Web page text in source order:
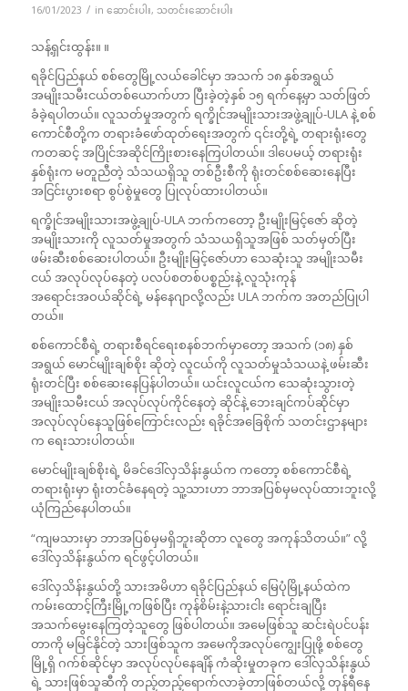
16/01/2023 / in ဆောင်းပါး, သတင်းဆောင်းပါး
သန့်ရှင်းထွန်း။ ။
ရခိုင်ပြည်နယ် စစ်တွေမြို့လယ်ခေါင်မှာ အသက် ၁၈ နှစ်အရွယ်
အမျိုးသမီးငယ်တစ်ယောက်ဟာ ပြီးခဲ့တဲ့နှစ် ၁၅ ရက်နေ့မှာ သတ်ဖြတ်
ခံခဲ့ရပါတယ်။ လူသတ်မှုအတွက် ရက္ခိုင်အမျိုးသားအဖွဲ့ချုပ်-ULA နဲ့ စစ်
ကောင်စီတို့က တရားခံဖော်ထုတ်ရေးအတွက် ၎င်းတို့ရဲ့ တရားရုံးတွေ
ကတဆင့် အပြိုင်အဆိုင်ကြိုးစားနေကြပါတယ်။ ဒါပေမယ့် တရားရုံး
နှစ်ရုံးက မတူညီတဲ့ သံသယရှိသူ တစ်ဦးစီကို ရုံးတင်စစ်ဆေးနေပြီး
အငြင်းပွားစရာ စွပ်စွဲမှုတွေ ပြုလုပ်ထားပါတယ်။
ရက္ခိုင်အမျိုးသားအဖွဲ့ချုပ်-ULA ဘက်ကတော့ ဦးမျိုးမြင့်ဇော် ဆိုတဲ့
အမျိုးသားကို လူသတ်မှုအတွက် သံသယရှိသူအဖြစ် သတ်မှတ်ပြီး
ဖမ်းဆီးစစ်ဆေးပါတယ်။ ဦးမျိုးမြင့်ဇော်ဟာ သေဆုံးသူ အမျိုးသမီး
ငယ် အလုပ်လုပ်နေတဲ့ ပလပ်စတစ်ပစ္စည်းနဲ့ လူသုံးကုန်
အရောင်းအဝယ်ဆိုင်ရဲ့ မန်နေဂျာလို့လည်း ULA ဘက်က အတည်ပြုပါ
တယ်။
စစ်ကောင်စီရဲ့ တရားစီရင်ရေးစနစ်ဘက်မှာတော့ အသက် (၁၈) နှစ်
အရွယ် မောင်မျိုးချစ်စိုး ဆိုတဲ့ လူငယ်ကို လူသတ်မှုသံသယနဲ့ ဖမ်းဆီး
ရုံးတင်ပြီး စစ်ဆေးနေပြန်ပါတယ်။ ယင်းလူငယ်က သေဆုံးသွားတဲ့
အမျိုးသမီးငယ် အလုပ်လုပ်ကိုင်နေတဲ့ ဆိုင်နဲ့ ဘေးချင်ကပ်ဆိုင်မှာ
အလုပ်လုပ်နေသူဖြစ်ကြောင်းလည်း ရခိုင်အခြေစိုက် သတင်းဌာနများ
က ရေးသားပါတယ်။
မောင်မျိုးချစ်စိုးရဲ့ မိခင်ဒေါ်လှသိန်းနွယ်က ကတော့ စစ်ကောင်စီရဲ့
တရားရုံးမှာ ရုံးတင်ခံနေရတဲ့ သူ့သားဟာ ဘာအပြစ်မှမလုပ်ထားဘူးလို့
ယုံကြည်နေပါတယ်။
“ကျမသားမှာ ဘာအပြစ်မှမရှိဘူးဆိုတာ လူတွေ အကုန်သိတယ်။” လို့
ဒေါ်လှသိန်းနွယ်က ရင်ဖွင့်ပါတယ်။
ဒေါ်လှသိန်းနွယ်တို့ သားအမိဟာ ရခိုင်ပြည်နယ် မြေပုံမြို့နယ်ထဲက
ကမ်းထောင့်ကြီးမြို့ကဖြစ်ပြီး ကုန်စိမ်းနဲ့သားငါး ရောင်းချပြီး
အသက်မွေးနေကြတဲ့သူတွေ ဖြစ်ပါတယ်။ အမေဖြစ်သူ ဆင်းရဲပင်ပန်း
တာကို မမြင်နိုင်တဲ့ သားဖြစ်သူက အမေကိုအလုပ်ကျွေးပြုဖို့ စစ်တွေ
မြို့ရှိ ဂက်စ်ဆိုင်မှာ အလုပ်လုပ်နေချိန် ကံဆိုးမှုတခုက ဒေါ်လှသိန်းနွယ်
ရဲ့ သားဖြစ်သူဆီကို တည့်တည့်ရောက်လာခဲ့တာဖြစ်တယ်လို့ တုန်ရီနေ